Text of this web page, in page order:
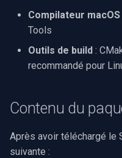
Problèmes courants et
Conseils de débogage
Étapes suivantes
Lecture recommandée
Compilateur macOS
Tools
Outils de build :
recommandé pour
Contenu du
Après avoir téléchargé le
suivante :